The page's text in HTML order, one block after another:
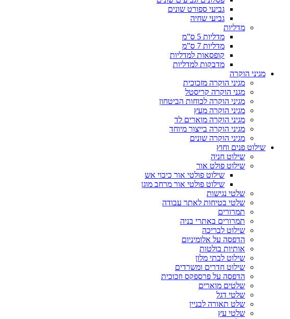
גביעי ספורט שונים
גביעי שחיה
מדליות
מדליות 5 ס”מ
מדליות 7 ס”מ
קופסאות למדליות
מדבקות למדליות
מגיני הוקרה
מגיני הוקרה מזכוכית
מגני הוקרה קריסטל
מגיני הוקרה לכוחות הביטחון
מגיני הוקרה מעץ
מגיני הוקרה מוארים לד
מגיני הוקרה בייצור מיוחד
מגיני הוקרה שונים
שילוט פנים וחוץ
שילוט חניה
שילוט פולט אור
שילוט פולטי אור כיבוי אש
שילוט פולטי אור מרחב מוגן
שלטי נגישות
שלטי בטיחות לאתר עבודה
תמרורים
תמרורים באתרי בניה
שילוט לבריכה
הדפסה על אלומיניום
אותיות בולטות
שילוט לבתי מלון
שילוט חדרים ומשרדים
הדפסה על פרספקס וזכוכית
שלטים מוארים
שלטי דגל
שלט תאורה לבניין
שלטי עץ